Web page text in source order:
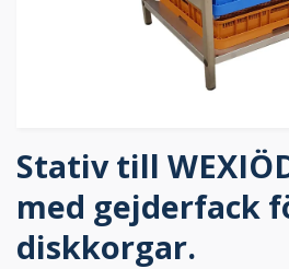
Stativ till
med gejderfack
diskkorgar.